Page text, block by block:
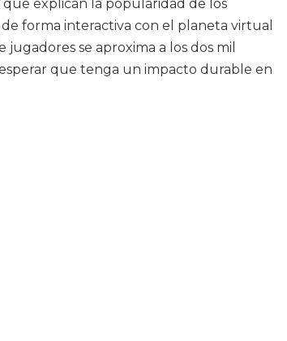
explican la popularidad de los
forma interactiva con el planeta virtual
se aproxima a los dos mil
que tenga un impacto durable en